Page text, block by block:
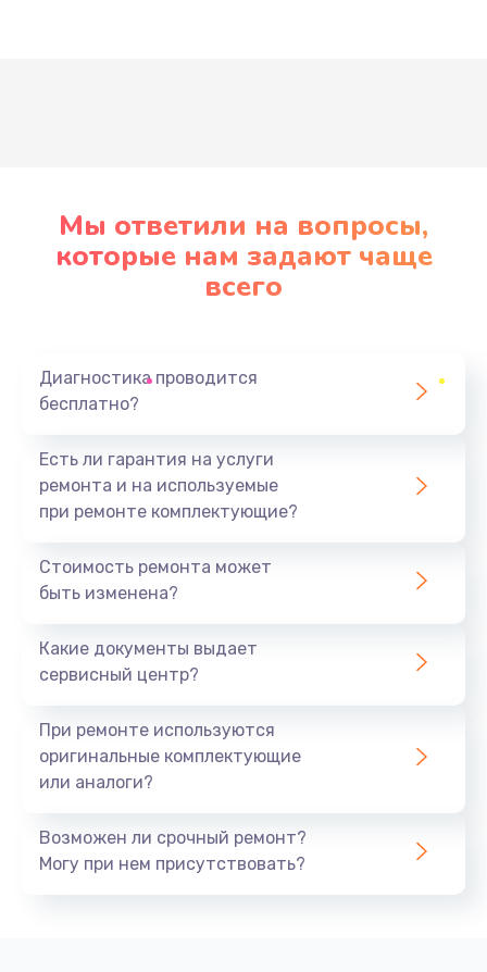
Мы ответили на вопросы,
которые нам задают чаще
всего
Диагностика проводится
бесплатно?
Есть ли гарантия на услуги
ремонта и на используемые
при ремонте комплектующие?
Стоимость ремонта может
быть изменена?
Какие документы выдает
сервисный центр?
При ремонте используются
оригинальные комплектующие
или аналоги?
Возможен ли срочный ремонт?
Могу при нем присутствовать?